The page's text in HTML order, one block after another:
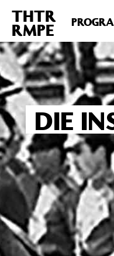
Deprecated : Die Funktion
includes/functions.phpon
THTR
RMPE
DIE